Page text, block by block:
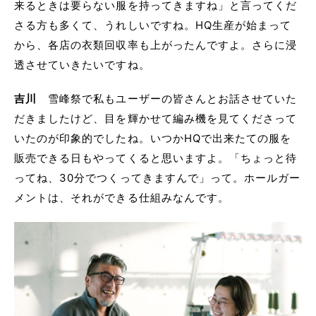
来るときは要らない服を持ってきますね」と言ってくだ
さる方も多くて、うれしいですね。HQ生産が始まって
から、各店の衣類回収率も上がったんですよ。さらに浸
透させていきたいですね。
吉川
雪峰祭で私もユーザーの皆さんとお話させていた
だきましたけど、目を輝かせて編み機を見てくださって
いたのが印象的でしたね。いつかHQで出来たての服を
販売できる日もやってくると思いますよ。「ちょっと待
ってね、30分でつくってきますんで」って。ホールガー
メントは、それができる仕組みなんです。